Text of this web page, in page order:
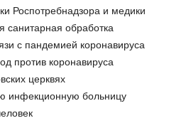
Роспотребнадзора и медики
санитарная обработка
с пандемией коронавируса
против коронавируса
церквях
инфекционную больницу